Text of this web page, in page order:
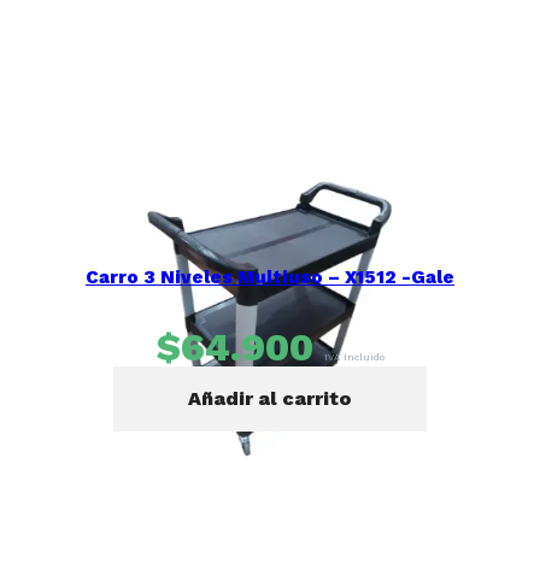
Carro 3 Niveles Multiuso – X1512 -Gale
$64.900 IVA Incluido
Añadir al carrito